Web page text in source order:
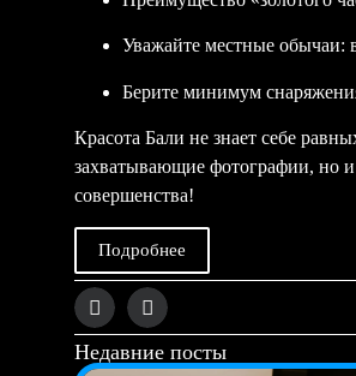
Уважайте местные обычаи:
Берите минимум
Красота Бали не знает себе
захватывающие фотографии, но
совершенства!
Подробнее
Недавние посты